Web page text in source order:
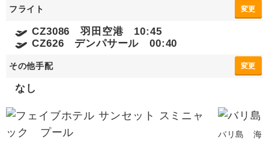
フライト 変更
CZ3086 羽田空港 10:45
CZ626 デンパサール 00:40
その他手配 変更
なし
バリ島 海